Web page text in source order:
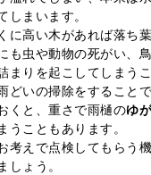
しまいます。
に高い木があれば落ち
も虫や動物の死がい、
まりを起こしてしまうこ
どいの掃除をすること
くと、重さで雨樋のゆ
こともあります。
考えで点検してもらう
ょう。